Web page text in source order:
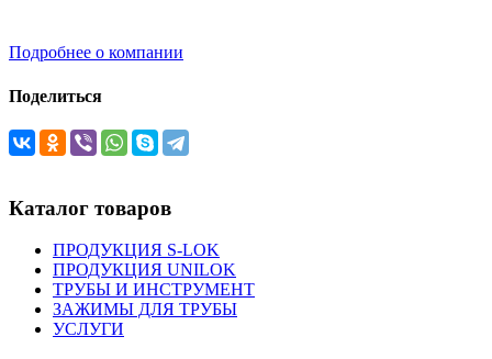
Подробнее о компании
Поделиться
Каталог товаров
ПРОДУКЦИЯ S-LOK
ПРОДУКЦИЯ UNILOK
ТРУБЫ И ИНСТРУМЕНТ
ЗАЖИМЫ ДЛЯ ТРУБЫ
УСЛУГИ